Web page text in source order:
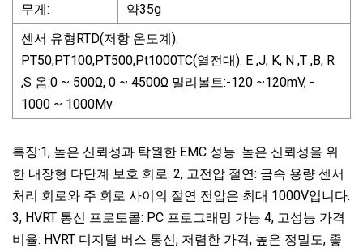
무게:
약35g
센서 유형RTD(저항 온도계):
PT50,PT100,PT500,Pt1000TC(열전대): E ,J, K, N ,T ,B, R
,S 옴:0 ~ 500Ω, 0 ~ 4500Ω 밀리볼트:-120 ~120mV, -
1000 ~ 1000Mv
특징:1, 높은 신뢰성과 탁월한 EMC 성능: 높은 신뢰성을 위
한 내장형 다단계 보호 회로. 2, 고전압 절연: 금속 용량 센서
처리 회로와 주 회로 사이의 절연 전압은 최대 1000V입니다.
3, HVRT 통신 프로토콜: PC 프로그래밍 가능 4, 고성능 가격
비율: HVRT 디지털 버스 통신, 저렴한 가격, 높은 정밀도, 좋